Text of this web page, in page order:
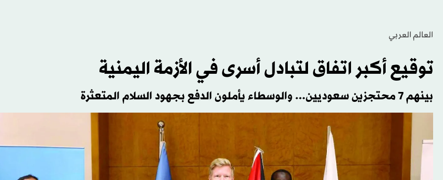
العالم العربي
توقيع أكبر اتفاق لتبادل أسرى في الأزمة اليمنية
بينهم 7 محتجزين سعوديين... والوسطاء يأملون الدفع بجهود السلام المتعثرة